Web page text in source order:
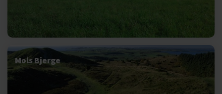
Mols Bjerge